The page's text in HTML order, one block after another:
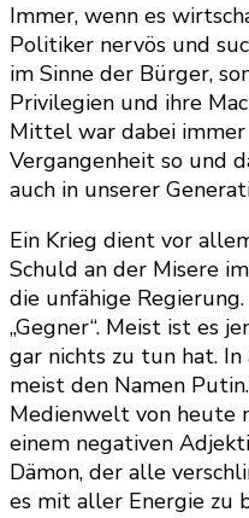
Immer, wenn es
Politiker nervös und
im Sinne der Bürger,
Privilegien und ihre
Mittel war dabei immer
Vergangenheit so und
auch in unserer
Ein Krieg dient vor
Schuld an der Misere
die unfähige
„Gegner“. Meist ist es
gar nichts zu tun hat.
meist den Namen
Medienwelt von heute
einem negativen
Dämon, der alle
es mit aller Energie zu